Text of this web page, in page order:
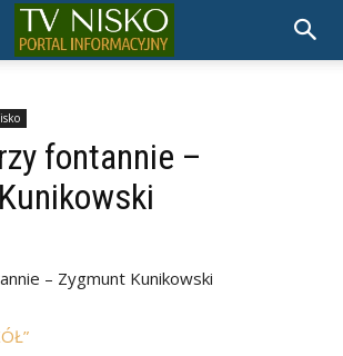
fontannie –
– Zygmunt Kunikowski